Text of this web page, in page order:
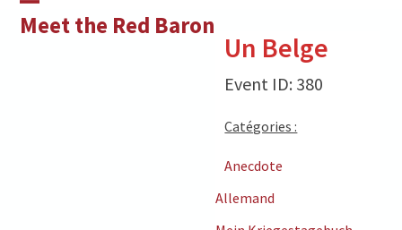
Meet the Red Baron
Open
Close
Un Belge
Event ID: 380
Catégories :
Anecdote
Allemand